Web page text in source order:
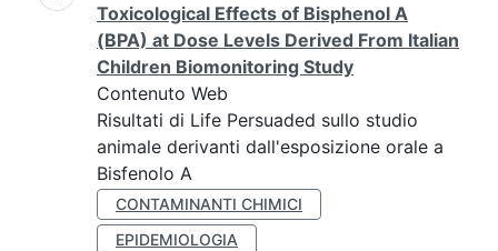
Toxicological Effects of Bisphenol A
(BPA) at Dose Levels Derived From Italian
Children Biomonitoring Study
Contenuto Web
Risultati di Life Persuaded sullo studio
animale derivanti dall'esposizione orale a
Bisfenolo A
CONTAMINANTI CHIMICI
EPIDEMIOLOGIA